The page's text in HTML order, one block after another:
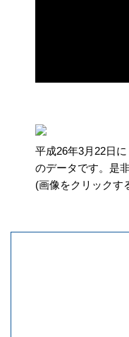
平成26年3月22日
のデータです。是
(画像をクリックす